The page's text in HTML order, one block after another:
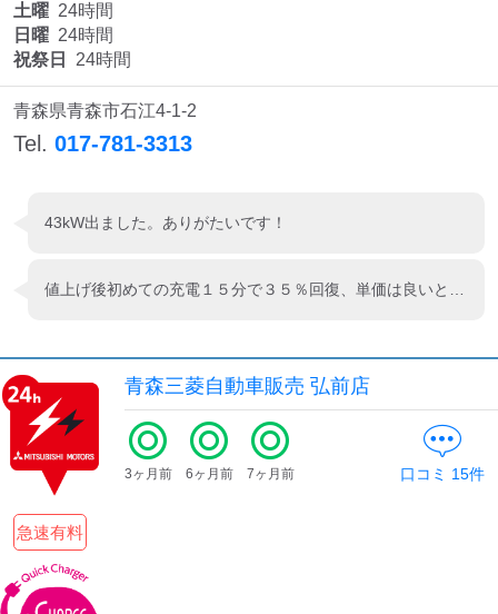
検索する
土曜 24時間
日曜 24時間
祝祭日
24時間
青森県青森市石江4-1-2
Tel. 017-781-3313
43kW出ました。ありがたいです！
青森三菱自動車販売 弘前店
急速有料
3ヶ月前 6ヶ月前 7ヶ月前 口コミ 15件